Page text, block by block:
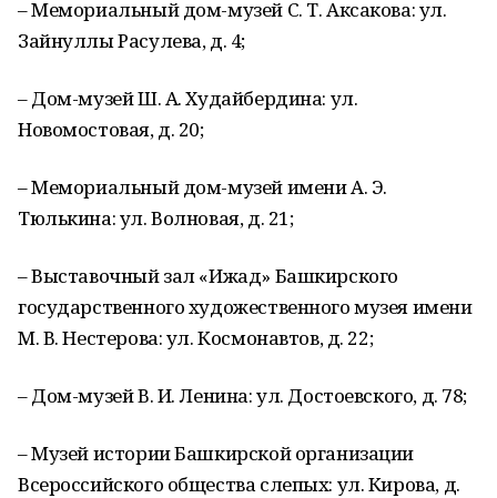
– Мемориальный дом-музей С. Т. Аксакова: ул.
Зайнуллы Расулева, д. 4;
– Дом-музей Ш. А. Худайбердина: ул.
Новомостовая, д. 20;
– Мемориальный дом-музей имени А. Э.
Тюлькина: ул. Волновая, д. 21;
– Выставочный зал «Ижад» Башкирского
государственного художественного музея имени
М. В. Нестерова: ул. Космонавтов, д. 22;
– Дом-музей В. И. Ленина: ул. Достоевского, д. 78;
– Музей истории Башкирской организации
Всероссийского общества слепых: ул. Кирова, д.